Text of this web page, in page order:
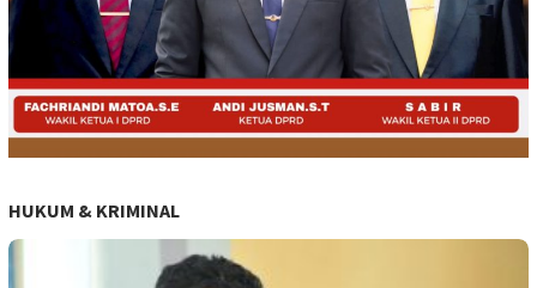
HUKUM & KRIMINAL